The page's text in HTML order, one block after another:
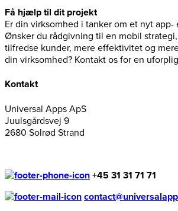
Få hjælp til dit projekt
Er din virksomhed i tanker om et nyt
Ønsker du rådgivning til en mobil
tilfredse kunder, mere effektivitet og
din virksomhed? Kontakt os for en
Kontakt
Universal Apps ApS
Juulsgårdsvej 9
2680 Solrød Strand
+45 31 31 71 71